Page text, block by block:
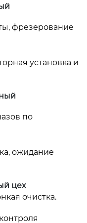
фрезерование
установка и
по
ожидание
цех
очистка.